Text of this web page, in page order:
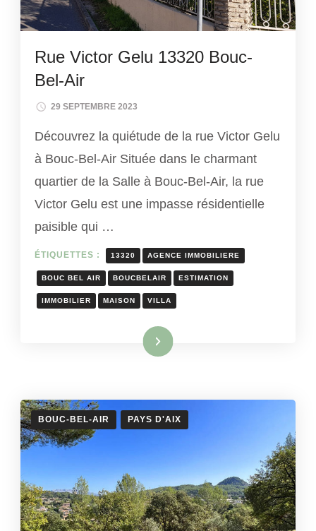
Rue Victor Gelu 13320 Bouc-
Bel-Air
29 SEPTEMBRE 2023
Découvrez la quiétude de la rue Victor Gelu
à Bouc-Bel-Air Située dans le charmant
quartier de la Salle à Bouc-Bel-Air, la rue
Victor Gelu est une impasse résidentielle
paisible qui …
ÉTIQUETTES : 13320 AGENCE IMMOBILIERE
BOUC BEL AIR BOUCBELAIR ESTIMATION
IMMOBILIER MAISON VILLA
Lire la suite
BOUC-BEL-AIR PAYS D'AIX